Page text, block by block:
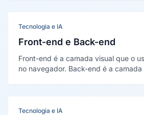
Tecnologia e IA
Front-end e Back-end
Front-end é a camada visual que o
no navegador. Back-end é a
Tecnologia e IA